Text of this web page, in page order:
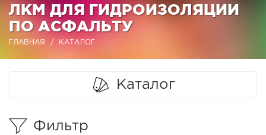
ЛКМ ДЛЯ ГИДРОИЗОЛЯЦИИ
ПО АСФАЛЬТУ
ГЛАВНАЯ КАТАЛОГ
Каталог
Фильтр